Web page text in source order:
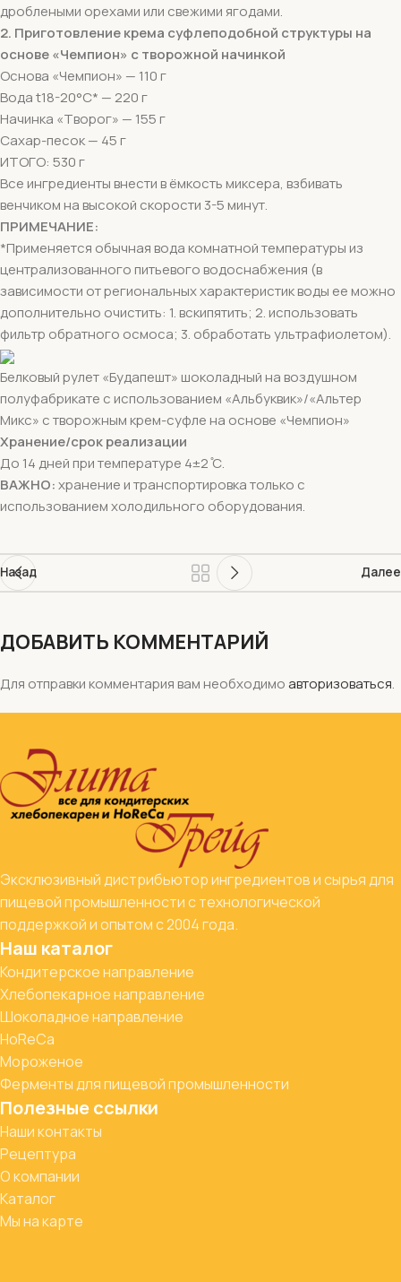
дроблеными орехами или свежими ягодами.
2. Приготовление крема суфлеподобной структуры на
основе «Чемпион» с творожной начинкой
Основа «Чемпион» — 110 г
Вода t18-20°C* — 220 г
Начинка «Творог» — 155 г
Сахар-песок — 45 г
ИТОГО: 530 г
Все ингредиенты внести в ёмкость миксера, взбивать
венчиком на высокой скорости 3-5 минут.
ПРИМЕЧАНИЕ:
*Применяется обычная вода комнатной температуры из
централизованного питьевого водоснабжения (в
зависимости от региональных характеристик воды ее можно
дополнительно очистить: 1. вскипятить; 2. использовать
фильтр обратного осмоса; 3. обработать ультрафиолетом).
Белковый рулет «Будапешт» шоколадный на воздушном
полуфабрикате с использованием «Альбуквик»/«Альтер
Микс» с творожным крем-суфле на основе «Чемпион»
Хранение/срок реализации
До 14 дней при температуре 4±2 ̊С.
ВАЖНО:хранение и транспортировка только с
использованием холодильного оборудования.
Назад Далее
ДОБАВИТЬ КОММЕНТАРИЙ
Для отправки комментария вам необходимоавторизоваться.
Эксклюзивный дистрибьютор ингредиентов и сырья для
пищевой промышленности с технологической
поддержкой и опытом с 2004 года.
Наш каталог
Кондитерское направление
Хлебопекарное направление
Шоколадное направление
HoReCa
Мороженое
Ферменты для пищевой промышленности
Полезные ссылки
Наши контакты
Рецептура
О компании
Каталог
Мы на карте